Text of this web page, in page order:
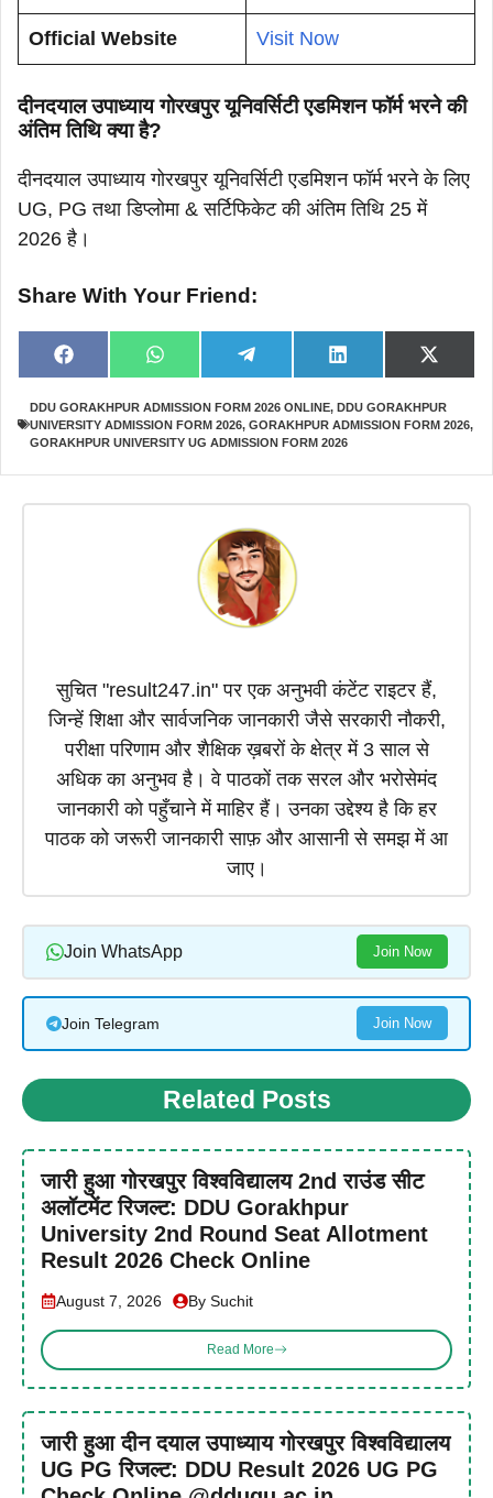
Official Website Visit Now
दीनदयाल उपाध्याय गोरखपुर यूनिवर्सिटी एडमिशन फॉर्म भरने की
अंतिम तिथि क्या है?
दीनदयाल उपाध्याय गोरखपुर यूनिवर्सिटी एडमिशन फॉर्म भरने के लिए
UG, PG तथा डिप्लोमा & सर्टिफिकेट की अंतिम तिथि 25 में
2026 है।
Share With Your Friend:
Share
on
F
a
e
b
o
k
Share
on
W
h
t
s
A
p
Share
on
e
e
g
r
m
Share
on
L
i
k
e
d
n
Share
on
X
(
w
i
e
)
DDU GORAKHPUR ADMISSION FORM 2026 ONLINE, DDU GORAKHPUR
UNIVERSITY ADMISSION FORM 2026, GORAKHPUR ADMISSION FORM 2026,
GORAKHPUR UNIVERSITY UG ADMISSION FORM 2026
सुचित "result247.in" पर एक अनुभवी कंटेंट राइटर हैं,
जिन्हें शिक्षा और सार्वजनिक जानकारी जैसे सरकारी नौकरी,
परीक्षा परिणाम और शैक्षिक ख़बरों के क्षेत्र में 3 साल से
अधिक का अनुभव है। वे पाठकों तक सरल और भरोसेमंद
जानकारी को पहुँचाने में माहिर हैं। उनका उद्देश्य है कि हर
पाठक को जरूरी जानकारी साफ़ और आसानी से समझ में आ
जाए।
Join WhatsApp Join Now
Join Telegram Join Now
Related Posts
जारी हुआ गोरखपुर विश्वविद्यालय 2nd राउंड सीट
अलॉटमेंट रिजल्ट: DDU Gorakhpur
University 2nd Round Seat Allotment
Result 2026 Check Online
August 7, 2026 By Suchit
Read More
जारी हुआ दीन दयाल उपाध्याय गोरखपुर विश्वविद्यालय
UG PG रिजल्ट: DDU Result 2026 UG PG